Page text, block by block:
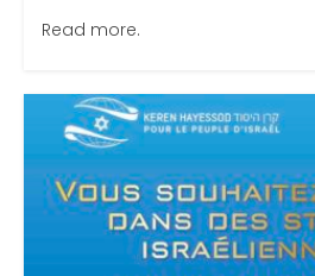
Read more.